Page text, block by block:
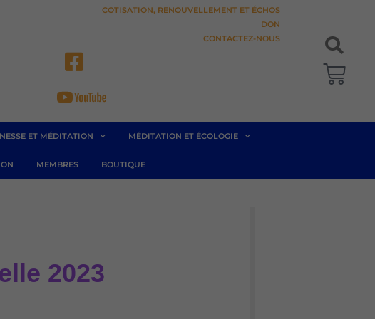
COTISATION, RENOUVELLEMENT ET ÉCHOS
DON
CONTACTEZ-NOUS
ET MÉDITATION MÉDITATION ET ÉCOLOGIE
MEMBRES BOUTIQUE
2023